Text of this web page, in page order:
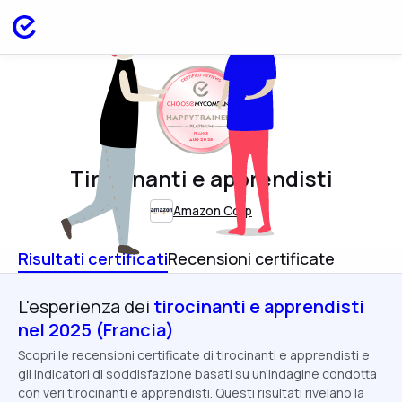
HAPPYTRAINEES
FRANCE
AUG 2025
Tirocinanti e apprendisti
Amazon Corp
Risultati certificatiRecensioni certificate
L'esperienza dei tirocinanti e apprendisti
nel 2025 (Francia)
Scopri le recensioni certificate di tirocinanti e apprendisti e
gli indicatori di soddisfazione basati su un'indagine condotta
con veri tirocinanti e apprendisti. Questi risultati rivelano la